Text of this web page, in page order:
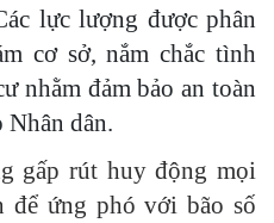
lực lượng được phân
cơ sở, nắm chắc tình
nhằm đảm bảo an toàn
Nhân dân.
gấp rút huy động mọi
để ứng phó với bão số